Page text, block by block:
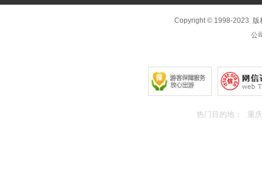
Copyright © 1998-2023
公
热门目的地： 重